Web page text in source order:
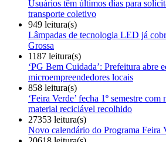
Usuários têm últimos dias para
transporte coletivo
949 leitura(s)
Lâmpadas de tecnologia LED já
Grossa
1187 leitura(s)
‘PG Bem Cuidada’: Prefeitura abre
microempreendedores locais
858 leitura(s)
‘Feira Verde’ fecha 1º semestre
material reciclável recolhido
27353 leitura(s)
Novo calendário do Programa Feira